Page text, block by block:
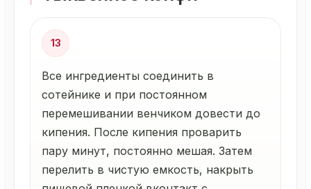
13
Все ингредиенты соединить в
сотейнике и при постоянном
перемешивании венчиком довести до
кипения. После кипения проварить
пару минут, постоянно мешая. Затем
перелить в чистую емкость, накрыть